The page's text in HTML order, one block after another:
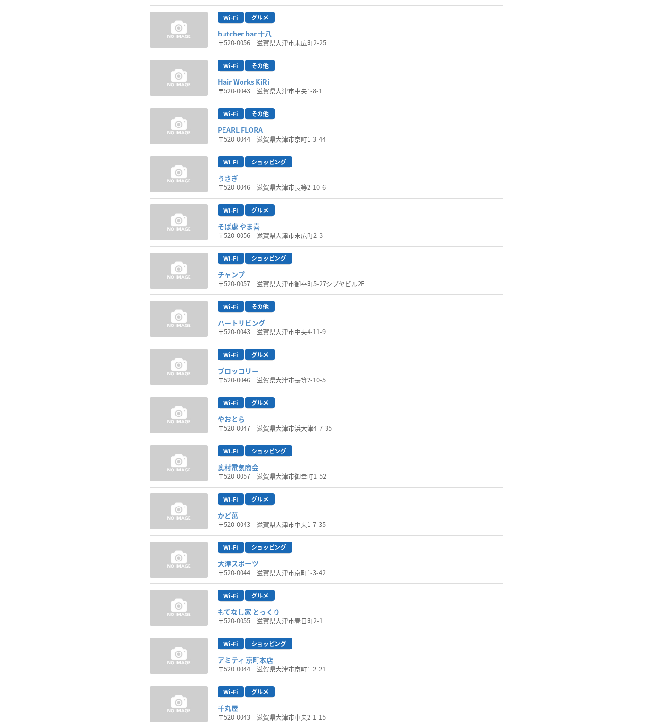
Wi-Fi グルメ
butcher bar 十八
〒520-0056 滋賀県大津市末広町2-25
Wi-Fi その他
Hair Works KiRi
〒520-0043 滋賀県大津市中央1-8-1
Wi-Fi その他
PEARL FLORA
〒520-0044 滋賀県大津市京町1-3-44
Wi-Fi ショッピング
うさぎ
〒520-0046 滋賀県大津市長等2-10-6
Wi-Fi グルメ
そば處 やま喜
〒520-0056 滋賀県大津市末広町2-3
Wi-Fi ショッピング
チャンプ
〒520-0057 滋賀県大津市御幸町5-27シブヤビル2F
Wi-Fi その他
ハートリビング
〒520-0043 滋賀県大津市中央4-11-9
Wi-Fi グルメ
ブロッコリー
〒520-0046 滋賀県大津市長等2-10-5
Wi-Fi グルメ
やおとら
〒520-0047 滋賀県大津市浜大津4-7-35
Wi-Fi ショッピング
奥村電気商会
〒520-0057 滋賀県大津市御幸町1-52
Wi-Fi グルメ
かど萬
〒520-0043 滋賀県大津市中央1-7-35
Wi-Fi ショッピング
大津スポーツ
〒520-0044 滋賀県大津市京町1-3-42
Wi-Fi グルメ
もてなし家 とっくり
〒520-0055 滋賀県大津市春日町2-1
Wi-Fi ショッピング
アミティ 京町本店
〒520-0044 滋賀県大津市京町1-2-21
Wi-Fi グルメ
千丸屋
〒520-0043 滋賀県大津市中央2-1-15